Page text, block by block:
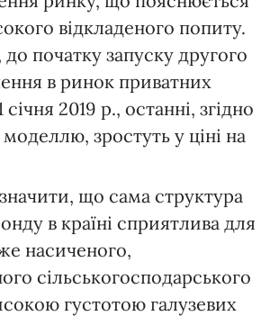
відкладеного попиту.
початку запуску другого
в ринок приватних
2019 р., останні, згідно
зростуть у ціні на
що сама структура
в країні сприятлива для
насиченого,
сільськогосподарського
густотою галузевих